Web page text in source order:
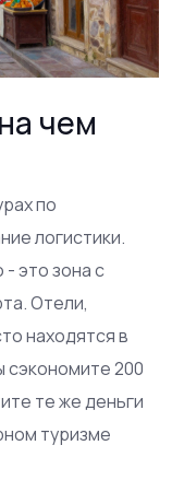
чем
по
логистики.
это зона с
Отели,
находятся в
сэкономите 200
те же деньги
туризме